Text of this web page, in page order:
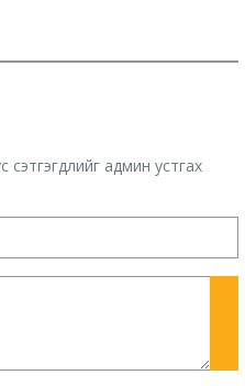
сэтгэгдлийг админ устгах